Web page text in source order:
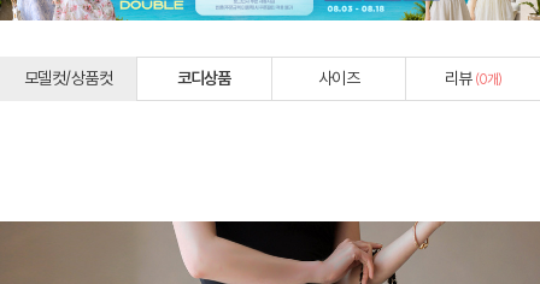
모델컷/상품컷 코디상품 사이즈 리뷰 (0개)